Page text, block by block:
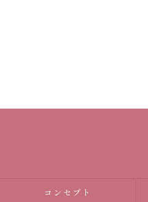
コンセプト